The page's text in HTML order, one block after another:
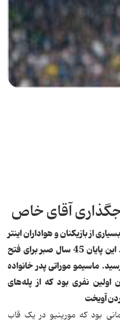
آقای خاص
بسیاری از بازیکنان و هواداران اینتر
در پایان مسابقه اشک ریختند. این پایان 45 سال صبر برای فتح
ماسیمو موراتی پدر خانواده
اولین نفری بود که از پله‌های
آویخت
بود که مورینیو در یک قاب